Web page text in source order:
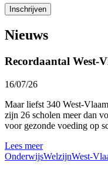
Nieuws
Recordaantal West-
16/07/26
Maar liefst 340 West-
zijn 26 scholen meer dan
voor gezonde voeding op
Lees meer
OnderwijsWelzijnWest-